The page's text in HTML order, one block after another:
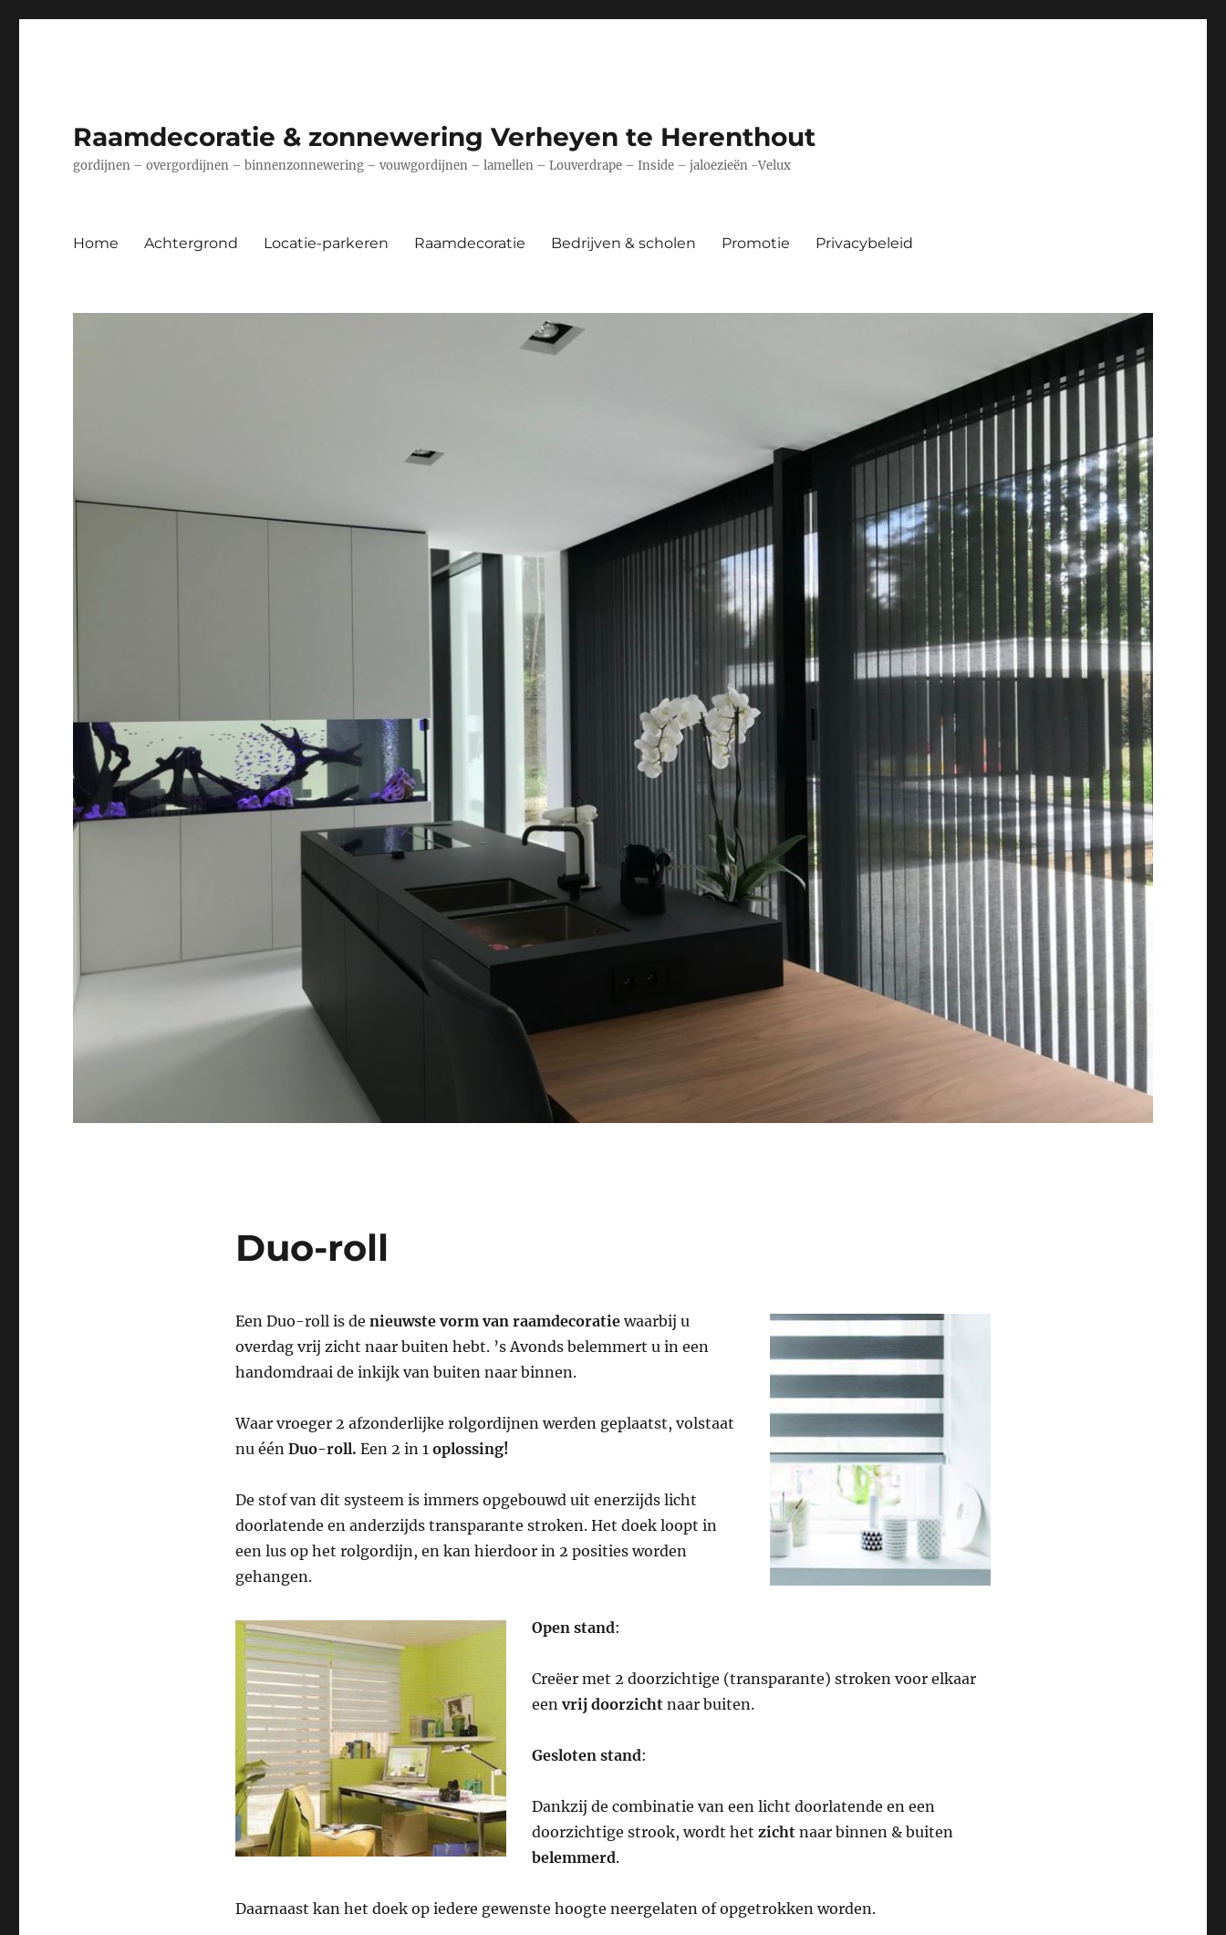
Raamdecoratie & zonnewering Verheyen te Herenthout
gordijnen – overgordijnen – binnenzonnewering – vouwgordijnen – lamellen – Louverdrape – Inside – jaloezieën -Velux
Home Achtergrond Locatie-parkeren Raamdecoratie Bedrijven & scholen Promotie Privacybeleid
Duo-roll
Een Duo-roll is de nieuwste vorm van raamdecoratiewaarbij u
overdag vrij zicht naar buiten hebt. ’s Avonds belemmert u in een
handomdraai de inkijk van buiten naar binnen.
Waar vroeger 2 afzonderlijke rolgordijnen werden geplaatst, volstaat
nu één Duo-roll. Een 2 in 1 oplossing!
De stof van dit systeem is immers opgebouwd uit enerzijds licht
doorlatende en anderzijds transparante stroken. Het doek loopt in
een lus op het rolgordijn, en kan hierdoor in 2 posities worden
gehangen.
Open stand:
Creëer met 2 doorzichtige (transparante) stroken voor elkaar
een vrij doorzichtnaar buiten.
Gesloten stand:
Dankzij de combinatie van een licht doorlatende en een
doorzichtige strook, wordt het zichtnaar binnen & buiten
belemmerd.
Daarnaast kan het doek op iedere gewenste hoogte neergelaten of opgetrokken worden.